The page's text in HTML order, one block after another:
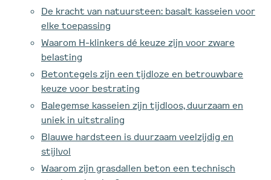
De kracht van natuursteen: basalt kasseien voor
elke toepassing
Waarom H-klinkers dé keuze zijn voor zware
belasting
Betontegels zijn een tijdloze en betrouwbare
keuze voor bestrating
Balegemse kasseien zijn tijdloos, duurzaam en
uniek in uitstraling
Blauwe hardsteen is duurzaam veelzijdig en
stijlvol
Waarom zijn grasdallen beton een technisch